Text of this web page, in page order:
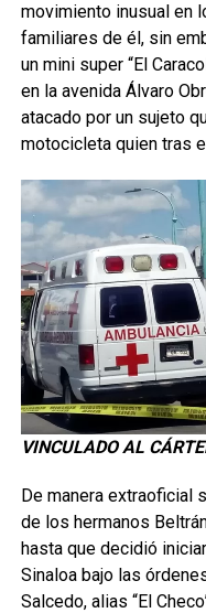
movimiento inusual en
familiares de él, sin
un mini super “El
en la avenida Álvaro
atacado por un sujeto
motocicleta quien tras
VINCULADO AL
De manera extraoficial
de los hermanos
hasta que decidió
Sinaloa bajo las
Salcedo, alias “El